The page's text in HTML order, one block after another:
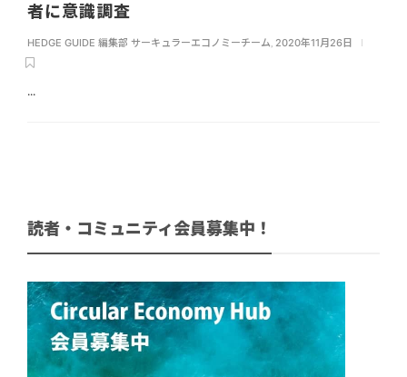
者に意識調査
HEDGE GUIDE 編集部 サーキュラーエコノミーチーム 2020年11月26日
...
読者・コミュニティ会員募集中！